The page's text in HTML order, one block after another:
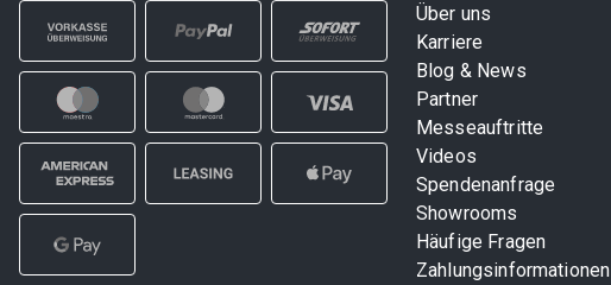
Über uns
Karriere
Blog & News
Partner
Messeauftritte
Videos
Spendenanfrage
Showrooms
Häufige Fragen
Zahlungsinformationen